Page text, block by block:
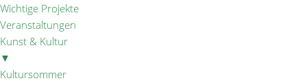
Wichtige Projekte
Veranstaltungen
Kunst & Kultur
▼
Kultursommer